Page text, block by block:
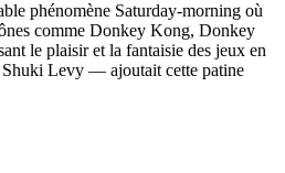
phénomène Saturday‑morning où
comme Donkey Kong, Donkey
le plaisir et la fantaisie des jeux en
Shuki Levy — ajoutait cette patine